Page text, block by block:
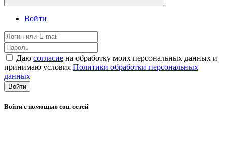
Войти
Даю согласие на обработку моих персональных данных и
принимаю условия Политики обработки персональных
данных
Войти
Войти с помощью соц. сетей